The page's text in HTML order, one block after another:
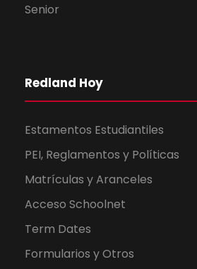
Senior
Redland Hoy
Estamentos Estudiantiles
PEI, Reglamentos y Políticas
Matrículas y Aranceles
Acceso Schoolnet
Term Dates
Formularios y Otros